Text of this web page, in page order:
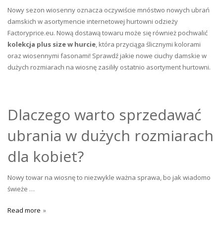
Nowy sezon wiosenny oznacza oczywiście mnóstwo nowych ubrań
damskich w asortymencie internetowej hurtowni odzieży
Factoryprice.eu. Nową dostawą towaru może się również pochwalić
kolekcja plus size w hurcie, która przyciąga ślicznymi kolorami
oraz wiosennymi fasonami! Sprawdź jakie nowe ciuchy damskie w
dużych rozmiarach na wiosnę zasiliły ostatnio asortyment hurtowni.
Dlaczego warto sprzedawać
ubrania w dużych rozmiarach
dla kobiet?
Nowy towar na wiosnę to niezwykle ważna sprawa, bo jak wiadomo
świeże …
Read more